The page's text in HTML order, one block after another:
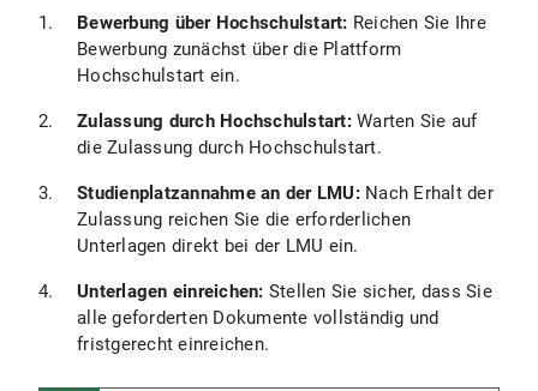
Bewerbung über Hochschulstart: Reichen Sie Ihre
Bewerbung zunächst über die Plattform
Hochschulstart ein.
Zulassung durch Hochschulstart: Warten Sie auf
die Zulassung durch Hochschulstart.
Studienplatzannahme an der LMU: Nach Erhalt der
Zulassung reichen Sie die erforderlichen
Unterlagen direkt bei der LMU ein.
Unterlagen einreichen: Stellen Sie sicher, dass Sie
alle geforderten Dokumente vollständig und
fristgerecht einreichen.